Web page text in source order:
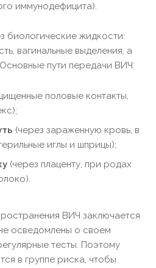
иммунодефицита).
биологические жидкости:
вагинальные выделения, а
пути передачи ВИЧ:
половые контакты,
(через зараженную кровь, в
иглы и шприцы);
(через плаценту, при родах
ВИЧ заключается
осведомлены о своем
тесты. Поэтому
в группе риска, чтобы